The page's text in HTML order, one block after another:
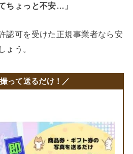
ちょっと不安…」
認可を受けた正規事業者なら安
ょう。
って送るだけ！／